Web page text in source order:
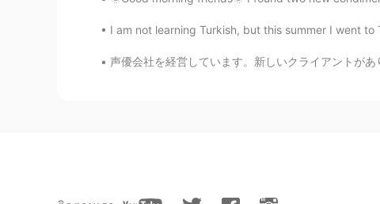
たくさん願書を書かなきゃいけないけど
口頭発表することが嫌いけど、それも頑
I am not learning Turkish, but this summer I went to
声優会社を経営しています。新しいクライアントがあります。Netflixです。 私たちは有名なドラ